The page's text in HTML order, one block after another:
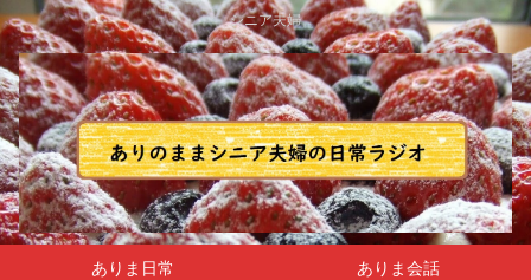
シニア夫婦
ありま日常 ありま会話